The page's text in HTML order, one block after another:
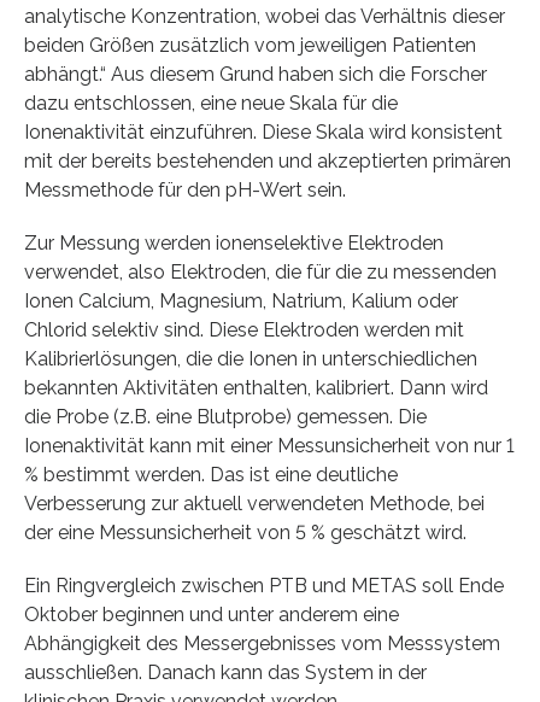
analytische Konzentration, wobei das Verhältnis dieser
beiden Größen zusätzlich vom jeweiligen Patienten
abhängt.“ Aus diesem Grund haben sich die Forscher
dazu entschlossen, eine neue Skala für die
Ionenaktivität einzuführen. Diese Skala wird konsistent
mit der bereits bestehenden und akzeptierten primären
Messmethode für den pH-Wert sein.
Zur Messung werden ionenselektive Elektroden
verwendet, also Elektroden, die für die zu messenden
Ionen Calcium, Magnesium, Natrium, Kalium oder
Chlorid selektiv sind. Diese Elektroden werden mit
Kalibrierlösungen, die die Ionen in unterschiedlichen
bekannten Aktivitäten enthalten, kalibriert. Dann wird
die Probe (z.B. eine Blutprobe) gemessen. Die
Ionenaktivität kann mit einer Messunsicherheit von nur 1
% bestimmt werden. Das ist eine deutliche
Verbesserung zur aktuell verwendeten Methode, bei
der eine Messunsicherheit von 5 % geschätzt wird.
Ein Ringvergleich zwischen PTB und METAS soll Ende
Oktober beginnen und unter anderem eine
Abhängigkeit des Messergebnisses vom Messsystem
ausschließen. Danach kann das System in der